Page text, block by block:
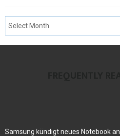
Samsung kündigt neues Notebook an